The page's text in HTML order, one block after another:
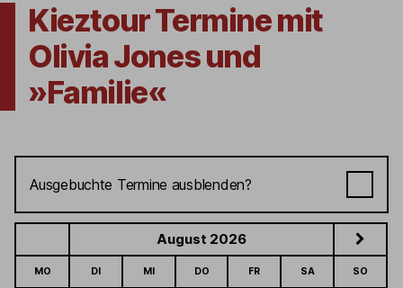
Kieztour Termine mit
Olivia Jones und
»Familie«
August 2026
MO DI MI DO FR SA SO
Ausgebuchte Termine ausblenden?